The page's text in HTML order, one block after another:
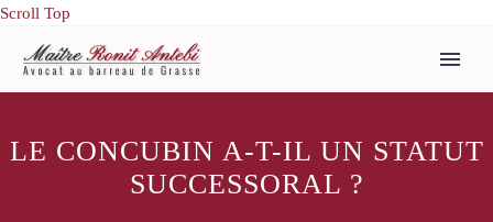
Scroll Top
LE CONCUBIN A-T-IL UN STATUT
SUCCESSORAL ?